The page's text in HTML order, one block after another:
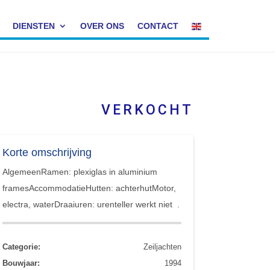
DIENSTEN OVER ONS CONTACT
VERKOCHT
Korte omschrijving
AlgemeenRamen: plexiglas in aluminium
framesAccommodatieHutten: achterhutMotor,
electra, waterDraaiuren: urenteller werkt niet .
Categorie:
Zeiljachten
Bouwjaar:
1994